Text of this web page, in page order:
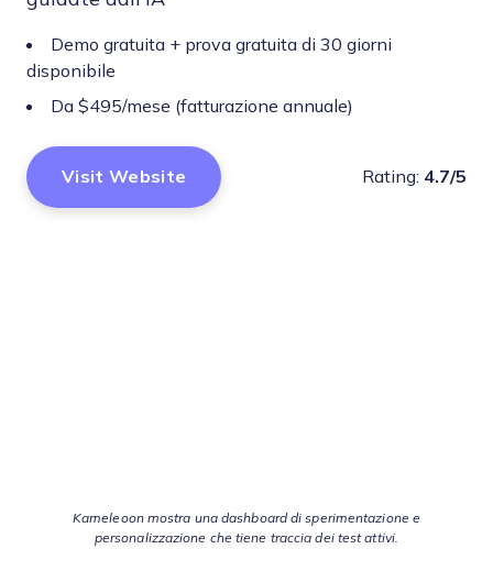
Demo gratuita + prova gratuita di 30 giorni
disponibile
Da $495/mese (fatturazione annuale)
Visit Website Rating: 4.7/5
Kameleoon mostra una dashboard di sperimentazione e
personalizzazione che tiene traccia dei test attivi.